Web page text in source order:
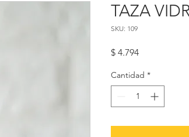
TAZA
SKU: 109
$ 4.794Precio
Cantidad *